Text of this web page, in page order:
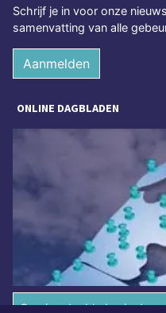
Schrijf je in voor onze
samenvatting van alle
Aanmelden
ONLINE DAGBLADEN
Overige dagbladen in de